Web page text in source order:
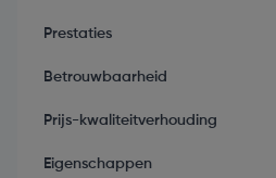
Prestaties
Betrouwbaarheid
Prijs-kwaliteitverhouding
Eigenschappen